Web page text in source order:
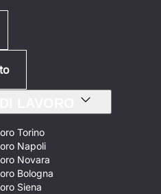
Torino
Napoli
Novara
Bologna
Siena